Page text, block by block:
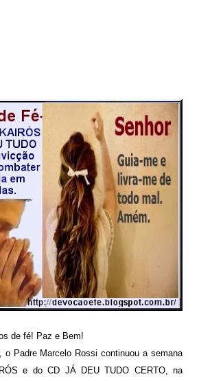
de fé! Paz e Bem!
o Padre Marcelo Rossi continuou a semana
e do CD JÁ DEU TUDO CERTO, na